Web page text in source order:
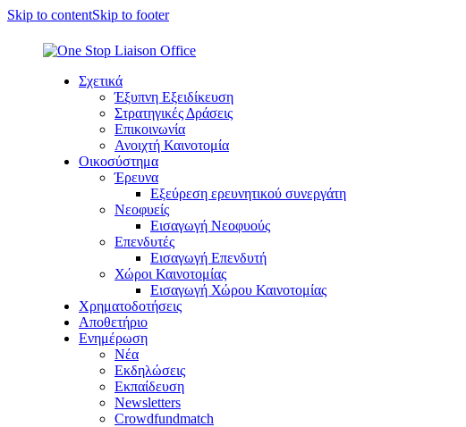
Skip to contentSkip to footer
Σχετικά
Έξυπνη Εξειδίκευση
Στρατηγικές Δράσεις
Επικοινωνία
Ανοιχτή Καινοτομία
Οικοσύστημα
Έρευνα
Εξεύρεση ερευνητικού συνεργάτη
Νεοφυείς
Εισαγωγή Νεοφυούς
Επενδυτές
Εισαγωγή Επενδυτή
Χώροι Καινοτομίας
Εισαγωγή Χώρου Καινοτομίας
Χρηματοδοτήσεις
Αποθετήριο
Ενημέρωση
Νέα
Εκδηλώσεις
Εκπαίδευση
Newsletters
Crowdfundmatch